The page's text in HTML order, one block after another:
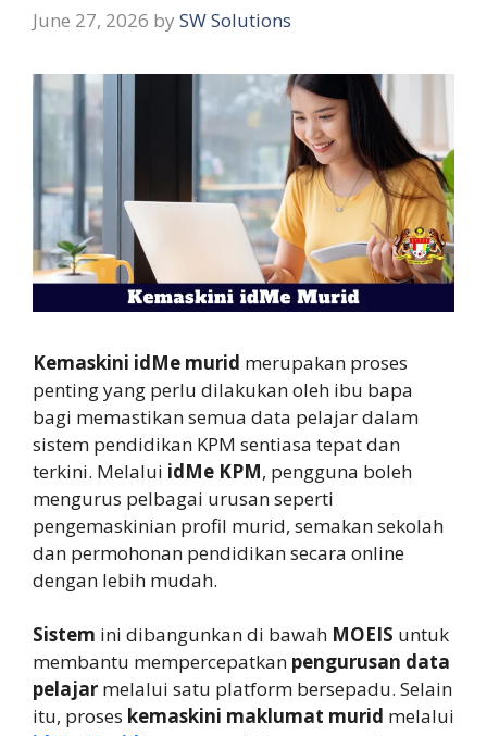
June 27, 2026 by SW Solutions
Kemaskini idMe murid merupakan proses
penting yang perlu dilakukan oleh ibu bapa
bagi memastikan semua data pelajar dalam
sistem pendidikan KPM sentiasa tepat dan
terkini. Melalui idMe KPM, pengguna boleh
mengurus pelbagai urusan seperti
pengemaskinian profil murid, semakan sekolah
dan permohonan pendidikan secara online
dengan lebih mudah.
Sistem ini dibangunkan di bawah MOEIS untuk
membantu mempercepatkan pengurusan data
pelajar melalui satu platform bersepadu. Selain
itu, proses kemaskini maklumat murid melalui